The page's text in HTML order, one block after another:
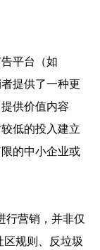
平台（如
提供了一种更
供价值内容
低的投入建立
的中小企业或
行营销，并非仅
区规则、反垃圾